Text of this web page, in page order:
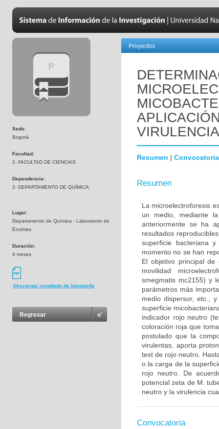
Sede:
Bogotá
Facultad:
2- FACULTAD DE CIENCIAS
Dependencia:
2- DEPARTAMENTO DE QUÍMICA
Lugar:
Departamento de Química - Laboratorio de
Enzimas
Duración:
4 meses
Descargar resultado de búsqueda
Regresar
Proyectos
VIRULENCIA
Resumen | Convocatoria
Resumen
La microelectroforesis
un medio, mediante
anteriormente se ha
resultados
superficie bacteriana
momento no se han
El objetivo principal
movilidad
smegmatis mc2155) y
parámetros más
medio dispersor, etc.,
superficie
indicador rojo neutro
coloración roja que
postulado que la
virulentas, aporta
test de rojo neutro.
o la carga de la
rojo neutro. De
potencial zeta de M.
neutro y la virulencia
Convocatoria